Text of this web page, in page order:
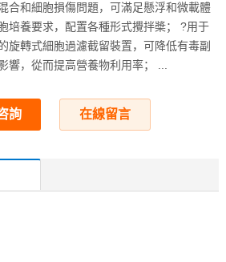
合和細胞損傷問題，可滿足懸浮和微載體
培養要求，配置各種形式攪拌槳； ?用于
旋轉式細胞過濾截留裝置，可降低有毒副
響，從而提高營養物利用率； ...
詢 在線留言